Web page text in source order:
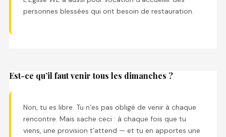
personnes blessées qui ont besoin de restauration.
Est-ce qu’il faut venir tous les dimanches ?
Non, tu es libre. Tu n’es pas obligé de venir à chaque
rencontre. Mais sache ceci : à chaque fois que tu
viens, une provision t’attend — et tu en apportes une